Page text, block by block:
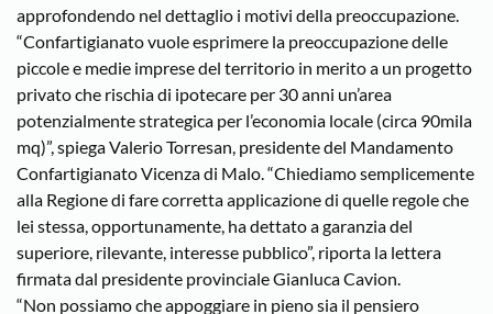
approfondendo nel dettaglio i motivi della preoccupazione.
“Confartigianato vuole esprimere la preoccupazione delle
piccole e medie imprese del territorio in merito a un progetto
privato che rischia di ipotecare per 30 anni un’area
potenzialmente strategica per l’economia locale (circa 90mila
mq)”, spiega Valerio Torresan, presidente del Mandamento
Confartigianato Vicenza di Malo. “Chiediamo semplicemente
alla Regione di fare corretta applicazione di quelle regole che
lei stessa, opportunamente, ha dettato a garanzia del
superiore, rilevante, interesse pubblico”, riporta la lettera
firmata dal presidente provinciale Gianluca Cavion.
“Non possiamo che appoggiare in pieno sia il pensiero